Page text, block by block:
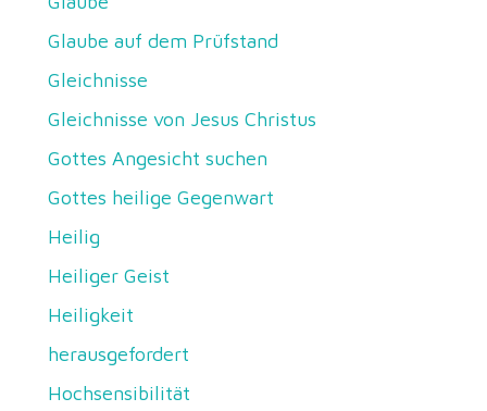
Glaube auf dem Prüfstand
Gleichnisse
Gleichnisse von Jesus Christus
Gottes Angesicht suchen
Gottes heilige Gegenwart
Heilig
Heiliger Geist
Heiligkeit
herausgefordert
Hochsensibilität